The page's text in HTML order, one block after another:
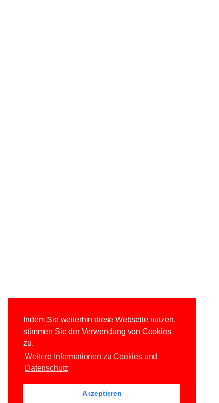
Indem Sie weiterhin diese Webseite nutzen,
stimmen Sie der Verwendung von Cookies
zu.
Weitere Informationen zu Cookies und
Datenschutz
Akzeptieren